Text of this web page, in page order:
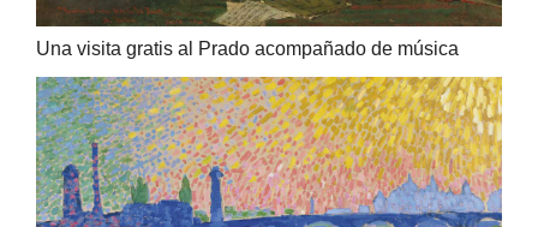
Una visita gratis al Prado acompañado de música